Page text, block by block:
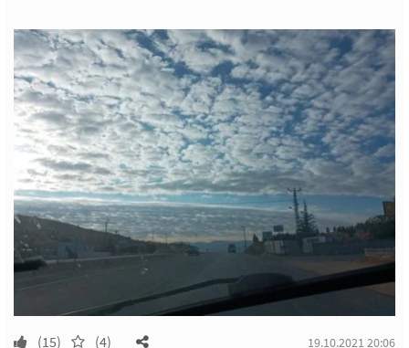
(15) (4) 19.10.2021 20:06